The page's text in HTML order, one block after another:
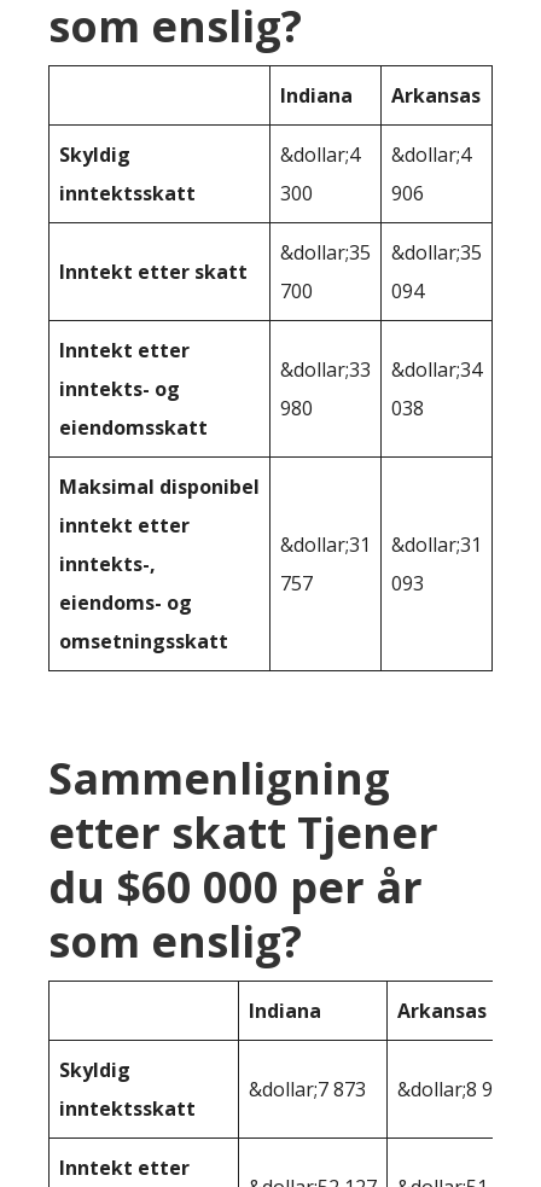
som enslig?
Indiana Arkansas
Skyldig
inntektsskatt
&dollar;4
300
&dollar;4
906
Inntekt etter skatt
&dollar;35
700
&dollar;35
094
Inntekt etter
inntekts- og
eiendomsskatt
&dollar;33
980
&dollar;34
038
Maksimal disponibel
inntekt etter
inntekts-,
eiendoms- og
omsetningsskatt
&dollar;31
757
&dollar;31
093
Sammenligning
etter skatt Tjener
du $60 000 per år
som enslig?
Indiana Arkansas
Skyldig
inntektsskatt
&dollar;7 873 &dollar;8 933
Inntekt etter